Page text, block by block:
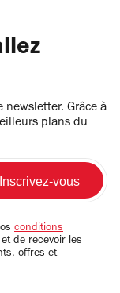
newsletter. Grâce à
plans du
conditions
et de recevoir les
offres et